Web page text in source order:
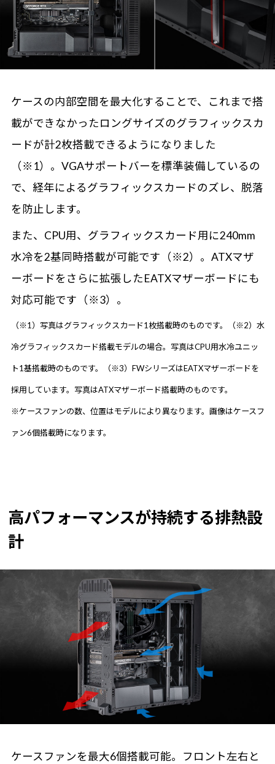
ケースの内部空間を最大化することで、これまで搭
載ができなかったロングサイズのグラフィックスカ
ードが計2枚搭載できるようになりました
（※1）。VGAサポートバーを標準装備しているの
で、経年によるグラフィックスカードのズレ、脱落
を防止します。
また、CPU用、グラフィックスカード用に240mm
水冷を2基同時搭載が可能です（※2）。ATXマザ
ーボードをさらに拡張したEATXマザーボードにも
対応可能です（※3）。
（※1）写真はグラフィックスカード1枚搭載時のものです。（※2）水
冷グラフィックスカード搭載モデルの場合。写真はCPU用水冷ユニッ
ト1基搭載時のものです。（※3）FWシリーズはEATXマザーボードを
採用しています。写真はATXマザーボード搭載時のものです。
※ケースファンの数、位置はモデルにより異なります。画像はケースフ
ァン6個搭載時になります。
高パフォーマンスが持続する排熱設
計
ケースファンを最大6個搭載可能。フロント左右と